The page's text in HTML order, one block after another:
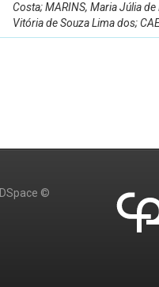
Costa; MARINS, Maria Júlia
Vitória de Souza Lima dos;
DSpace ©